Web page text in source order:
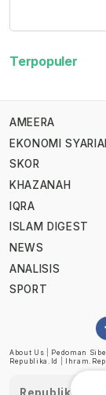
Terpopuler
AMEERA
EKONOMI
SKOR
KHAZANAH
IQRA
ISLAM DIGEST
NEWS
ANALISIS
SPORT
About Us Pedoman
Republika.id
Republika